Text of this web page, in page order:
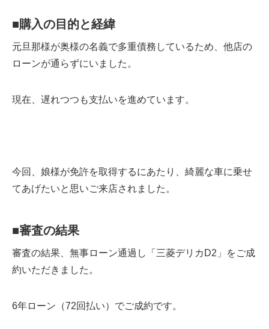
■購入の目的と経緯
元旦那様が奥様の名義で多重債務しているため、他店の
ローンが通らずにいました。
現在、遅れつつも支払いを進めています。
今回、娘様が免許を取得するにあたり、綺麗な車に乗せ
てあげたいと思いご来店されました。
■審査の結果
審査の結果、無事ローン通過し「三菱デリカD2」をご成
約いただきました。
6年ローン（72回払い）でご成約です。